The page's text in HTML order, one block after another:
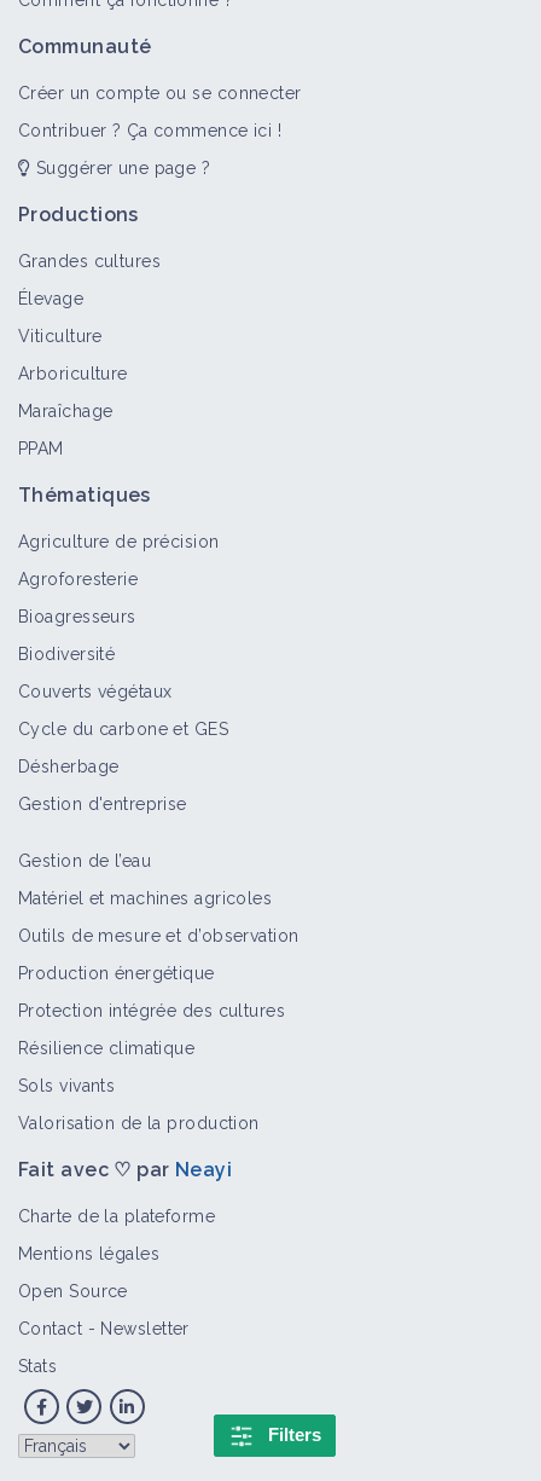
Filters
Communauté
Créer un compte ou se connecter
Contribuer ? Ça commence ici !
Suggérer une page ?
Productions
Grandes cultures
Élevage
Viticulture
Arboriculture
Maraîchage
PPAM
Thématiques
Agriculture de précision
Agroforesterie
Bioagresseurs
Biodiversité
Couverts végétaux
Cycle du carbone et GES
Désherbage
Gestion d'entreprise
Gestion de l’eau
Matériel et machines agricoles
Outils de mesure et d’observation
Production énergétique
Protection intégrée des cultures
Résilience climatique
Sols vivants
Valorisation de la production
Fait avec ♡ par Neayi
Charte de la plateforme
Mentions légales
Open Source
Contact - Newsletter
Stats